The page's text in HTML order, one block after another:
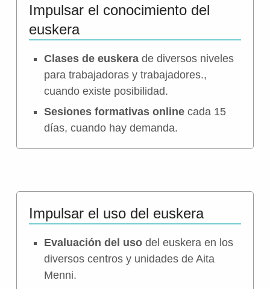
Impulsar el conocimiento del
euskera
Clases de euskerade diversos niveles
para trabajadoras y trabajadores.,
cuando existe posibilidad.
Sesiones formativas onlinecada 15
días, cuando hay demanda.
Impulsar el uso del euskera
Evaluación del usodel euskera en los
diversos centros y unidades de Aita
Menni.